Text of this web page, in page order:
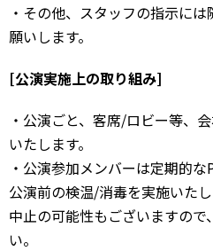
・その他、スタッフの指示に
願いします。
[公演実施上の取り組み]
・公演ごと、客席/ロビー等、
いたします。
・公演参加メンバーは定期的
公演前の検温/消毒を実施いた
中止の可能性もございますの
い。